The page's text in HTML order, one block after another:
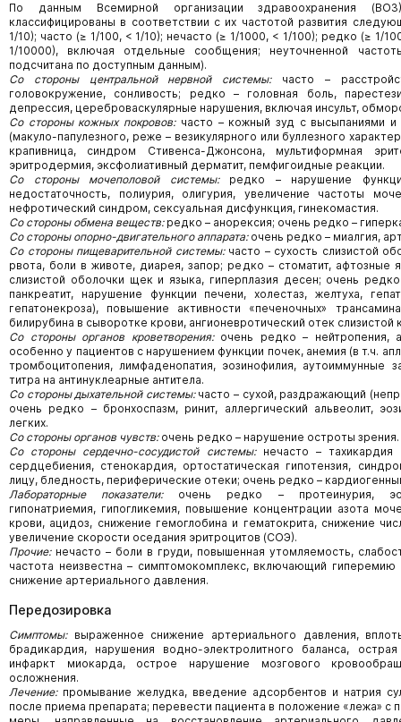
По данным Всемирной организации здравоохранения
классифицированы в соответствии с их частотой развития
1/10); часто (≥ 1/100, < 1/10); нечасто (≥ 1/1000, < 1/100); редко (≥ 1/
1/10000), включая отдельные сообщения; неуточненной
подсчитана по доступным данным).
Со стороны центральной нервной системы:часто –
головокружение, сонливость; редко – головная боль,
депрессия, цереброваскулярные нарушения, включая инсульт,
Со стороны кожных покровов:часто – кожный зуд с высыпаниями и
(макуло-папулезного, реже – везикулярного или буллезного
крапивница, синдром Стивенса-Джонсона, мультиформная
эритродермия, эксфолиативный дерматит, пемфигоидные реакции.
Со стороны мочеполовой системы:редко – нарушение
недостаточность, полиурия, олигурия, увеличение частоты
нефротический синдром, сексуальная дисфункция, гинекомастия.
Со стороны обмена веществ:редко – анорексия; очень редко –
Со стороны опорно-двигательного аппарата:очень редко – миалгия,
Со стороны пищеварительной системы:часто – сухость слизистой
рвота, боли в животе, диарея, запор; редко – стоматит, афтозные
слизистой оболочки щек и языка, гиперплазия десен; очень редко
панкреатит, нарушение функции печени, холестаз, желтуха,
гепатонекроза), повышение активности «печеночных»
билирубина в сыворотке крови, ангионевротический отек слизистой
Со стороны органов кроветворения:очень редко – нейтропения,
особенно у пациентов с нарушением функции почек, анемия (в т.ч.
тромбоцитопения, лимфаденопатия, эозинофилия, аутоиммунные
титра на антинуклеарные антитела.
Со стороны дыхательной системы:часто – сухой, раздражающий
очень редко – бронхоспазм, ринит, аллергический альвеолит,
легких.
Со стороны органов чувств:очень редко – нарушение остроты зрения.
Со стороны сердечно-сосудистой системы:нечасто – тахикардия
сердцебиения, стенокардия, ортостатическая гипотензия,
лицу, бледность, периферические отеки; очень редко –
Лабораторные показатели:очень редко – протеинурия,
гипонатриемия, гипогликемия, повышение концентрации азота
крови, ацидоз, снижение гемоглобина и гематокрита, снижение
увеличение скорости оседания эритроцитов (СОЭ).
Прочие:нечасто – боли в груди, повышенная утомляемость,
частота неизвестна – симптомокомплекс, включающий
снижение артериального давления.
Передозировка
Симптомы:выраженное снижение артериального давления,
брадикардия, нарушения водно-электролитного баланса,
инфаркт миокарда, острое нарушение мозгового
осложнения.
Лечение:промывание желудка, введение адсорбентов и натрия
после приема препарата; перевести пациента в положение «лежа» с